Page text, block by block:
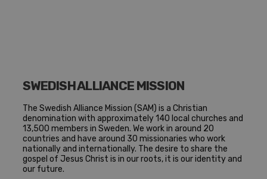
SWEDISH ALLIANCE MISSION
The Swedish Alliance Mission (SAM) is a Christian
denomination with approximately 140 local churches and
13,500 members in Sweden. We work in around 20
countries and have around 30 missionaries who work
nationally and internationally. The desire to share the
gospel of Jesus Christ is in our roots, it is our identity and
our future.